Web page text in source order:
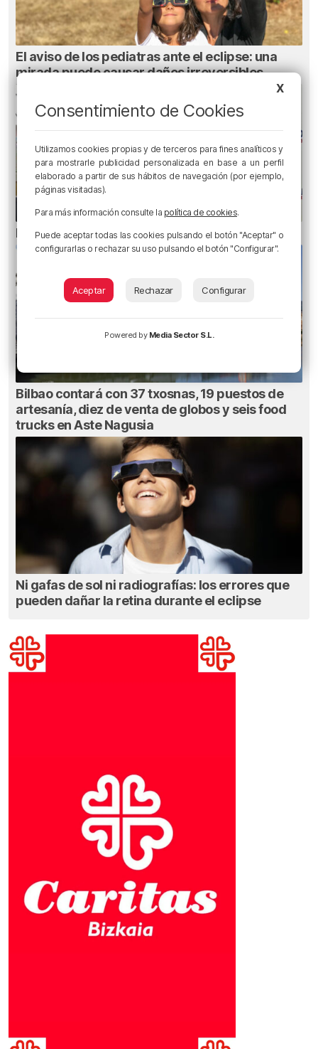
El aviso de los pediatras ante el eclipse: una
mirada puede causar daños irreversibles
El bilbaíno que opta a un récord Guinness
Bilbao contará con 37 txosnas, 19 puestos de
artesanía, diez de venta de globos y seis food
trucks en Aste Nagusia
Ni gafas de sol ni radiografías: los errores que
pueden dañar la retina durante el eclipse
X
Consentimiento de Cookies
Utilizamos cookies propias y de terceros para fines analíticos y
para mostrarle publicidad personalizada en base a un perfil
elaborado a partir de sus hábitos de navegación (por ejemplo,
páginas visitadas).
Para más información consulte la política de cookies.
Puede aceptar todas las cookies pulsando el botón "Aceptar" o
configurarlas o rechazar su uso pulsando el botón "Configurar".
Aceptar Rechazar Configurar
Powered by Media Sector S.L.